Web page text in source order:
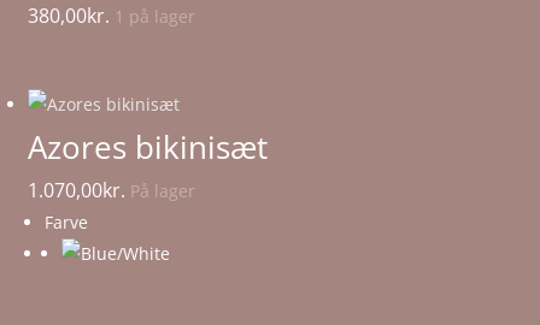
380,00kr. 1 på lager
Azores bikinisæt
1.070,00kr. På lager
Farve